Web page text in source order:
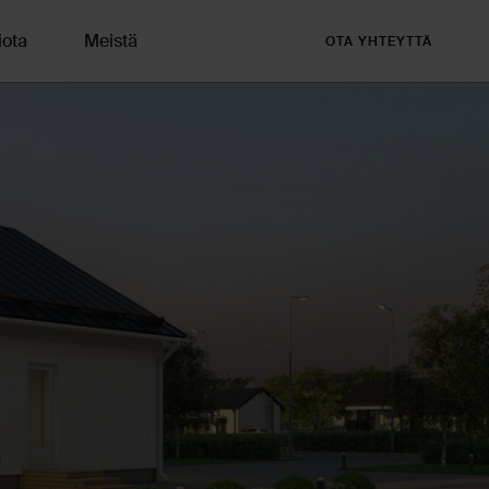
Meistä OTA YHTEYTTÄ